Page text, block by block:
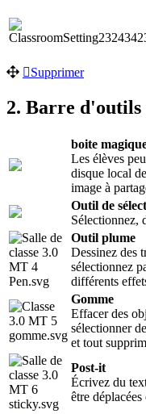
Supprimer
2. Barre
boite
Les élèves
disque local
image à
Outil de
Sélectionnez,
Outil plume
Dessinez des
sélectionnez
différents
Gomme
Effacer des
sélectionner
et tout
Post-it
Écrivez du
être